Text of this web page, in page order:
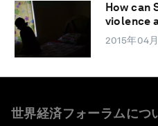
How can
violence
2015年04
世界経済フォーラムにつ